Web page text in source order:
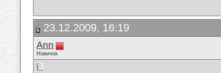
23.12.2009, 16:19
Аnn
Новичок